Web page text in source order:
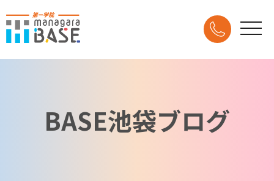
BASE池袋ブログ